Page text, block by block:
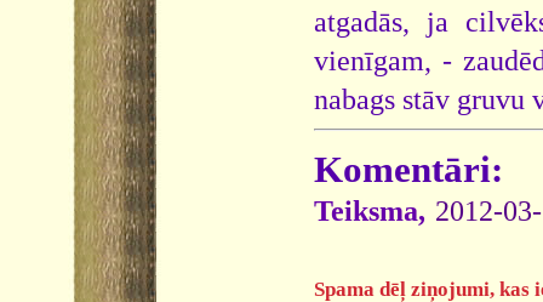
atgadās, ja
vienīgam, -
nabags stāv gruvu
Komentāri:
Teiksma, 2012-
Spama dēļ ziņojumi, kas